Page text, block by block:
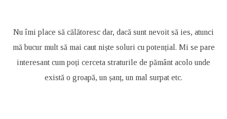
Nu îmi place să călătoresc dar, dacă sunt nevoit să ies, atunci
mă bucur mult să mai caut niște soluri cu potențial. Mi se pare
interesant cum poți cerceta straturile de pământ acolo unde
există o groapă, un șanț, un mal surpat etc.